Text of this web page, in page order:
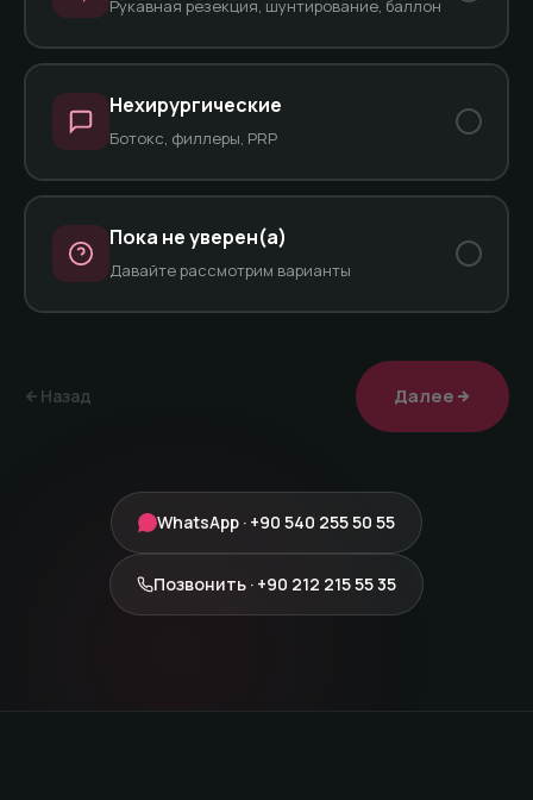
Рукавная резекция, шунтирование, баллон
Нехирургические
Ботокс, филлеры, PRP
Пока не уверен(а)
Давайте рассмотрим варианты
Назад Далее
WhatsApp · +90 540 255 50 55
Позвонить · +90 212 215 55 35